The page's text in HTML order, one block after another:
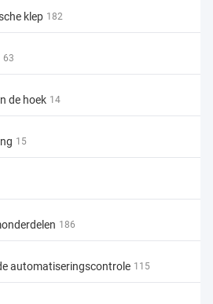
klep 182
63
de hoek 14
15
186
automatiseringscontrole 115